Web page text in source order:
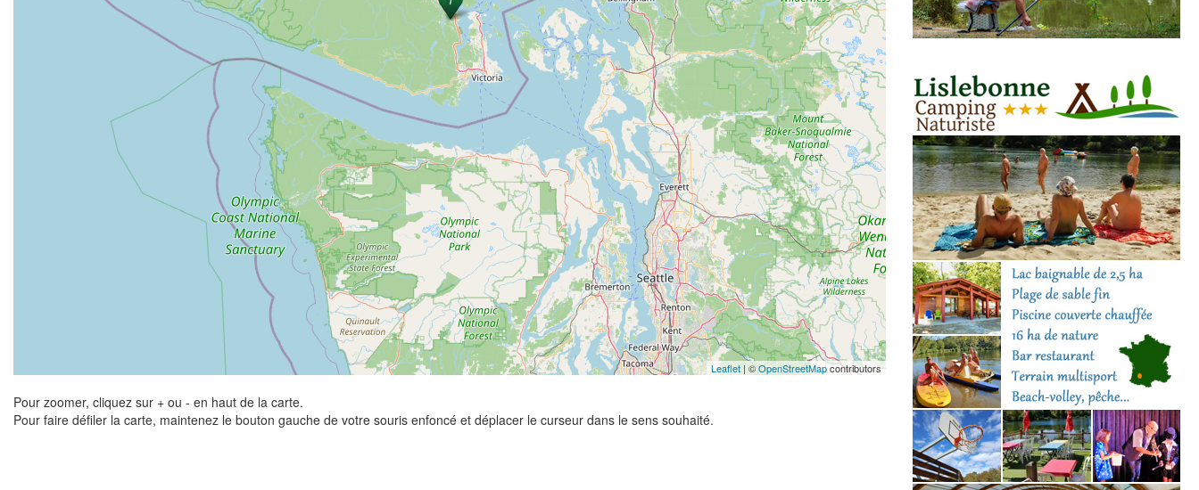
Leaflet | ©OpenStreetMapcontributors
Pour zoomer, cliquez sur + ou - en haut de la carte.
Pour faire défiler la carte, maintenez le bouton gauche de votre souris enfoncé et déplacer le curseur dans le sens souhaité.